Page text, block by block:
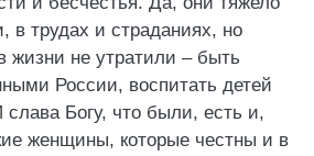
трудах и страданиях, но
жизни не утратили – быть
России, воспитать детей
Богу, что были, есть и,
женщины, которые честны и в